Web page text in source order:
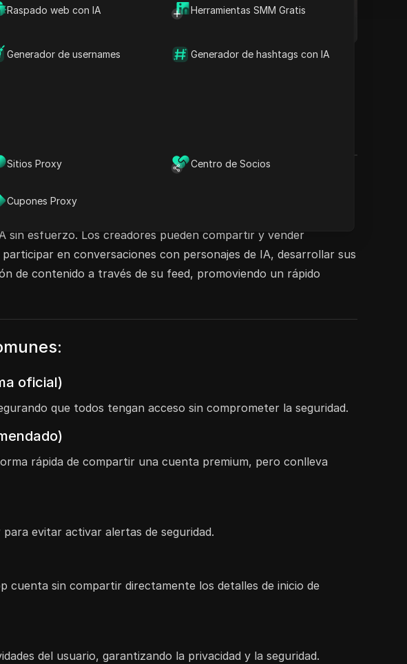
Raspado web con IA Herramientas SMM Gratis
Generador de usernames Generador de hashtags con IA
Sitios Proxy Centro de Socios
Cupones Proxy
o
a
los creadores a monetizar su contenido. Permite a los usuarios
sin esfuerzo. Los creadores pueden compartir y vender
en conversaciones con personajes de IA, desarrollar sus
de contenido a través de su feed, promoviendo un rápido
oficial)
que todos tengan acceso sin comprometer la seguridad.
rápida de compartir una cuenta premium, pero conlleva
evitar activar alertas de seguridad.
sin compartir directamente los detalles de inicio de
del usuario, garantizando la privacidad y la seguridad.